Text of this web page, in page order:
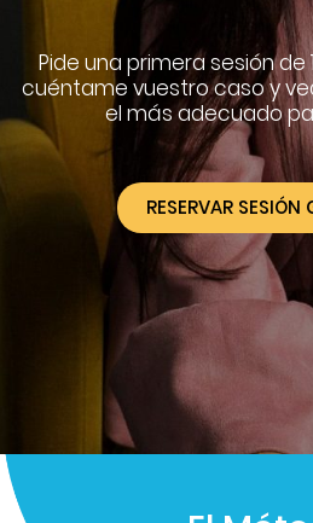
Pide una primera sesión
cuéntame vuestro caso y
el más adecuado
RESERVAR SESIÓN